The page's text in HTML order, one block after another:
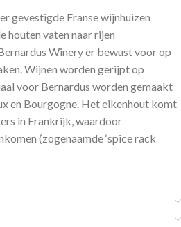
gevestigde Franse wijnhuizen
houten vaten naar rijen
Winery er bewust voor op
Wijnen worden gerijpt op
voor Bernardus worden gemaakt
en Bourgogne. Het eikenhout komt
in Frankrijk, waardoor
(zogenaamde ‘spice rack